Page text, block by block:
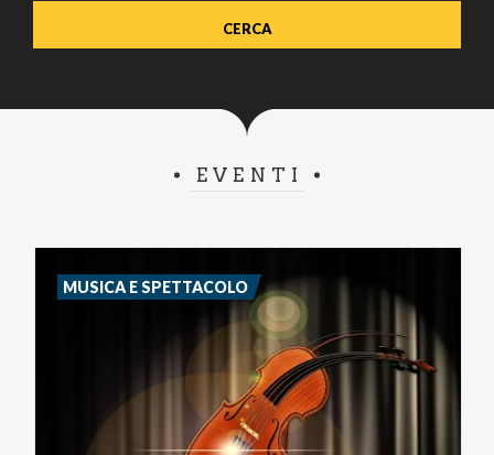
EVENTI
MUSICA E SPETTACOLO